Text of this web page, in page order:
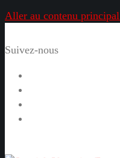
Aller au contenu principal
Suivez-nous